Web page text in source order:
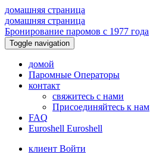
домашняя страница
домашняя страница
Бронирование паромов с 1977 года
Toggle navigation
домой
Паромные Операторы
контакт
свяжитесь с нами
Присоединяйтесь к нам
FAQ
Euroshell Euroshell
клиент Войти